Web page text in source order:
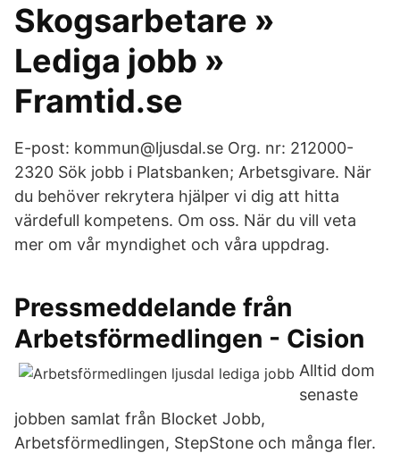
Skogsarbetare »
Lediga jobb »
Framtid.se
E-post: kommun@ljusdal.se Org. nr: 212000-
2320 Sök jobb i Platsbanken; Arbetsgivare. När
du behöver rekrytera hjälper vi dig att hitta
värdefull kompetens. Om oss. När du vill veta
mer om vår myndighet och våra uppdrag.
Pressmeddelande från
Arbetsförmedlingen - Cision
Alltid dom
senaste
jobben samlat från Blocket Jobb,
Arbetsförmedlingen, StepStone och många fler.